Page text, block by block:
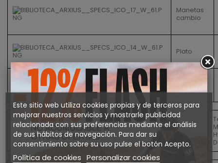
Manetas
cambio
Plato
Piñon
Frenos
Conjunto
Ruedas
Este sitio web utiliza cookies propias y de terceros para
mejorar nuestros servicios y mostrarle publicidad
relacionada con sus preferencias mediante el análisis
de sus hábitos de navegación. Para dar su
consentimiento sobre su uso pulse el botón Acepto.
Política de cookies Personalizar cookies